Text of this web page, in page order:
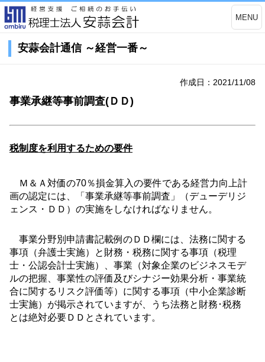
MENU
安蒜会計通信 ～経営一番～
作成日：2021/11/08
事業承継等事前調査(ＤＤ)
税制度を利用するための要件
Ｍ＆Ａ対価の70％損金算入の要件である経営力向上計
画の認定には、「事業承継等事前調査」（デューデリジ
ェンス・ＤＤ）の実施をしなければなりません。
事業分野別申請書記載例のＤＤ欄には、法務に関する
事項（弁護士実施）と財務・税務に関する事項（税理
士・公認会計士実施）、事業（対象企業のビジネスモデ
ルの把握、事業性の評価及びシナジー効果分析・事業統
合に関するリスク評価等）に関する事項（中小企業診断
士実施）が掲示されていますが、うち法務と財務･税務
とは絶対必要ＤＤとされています。